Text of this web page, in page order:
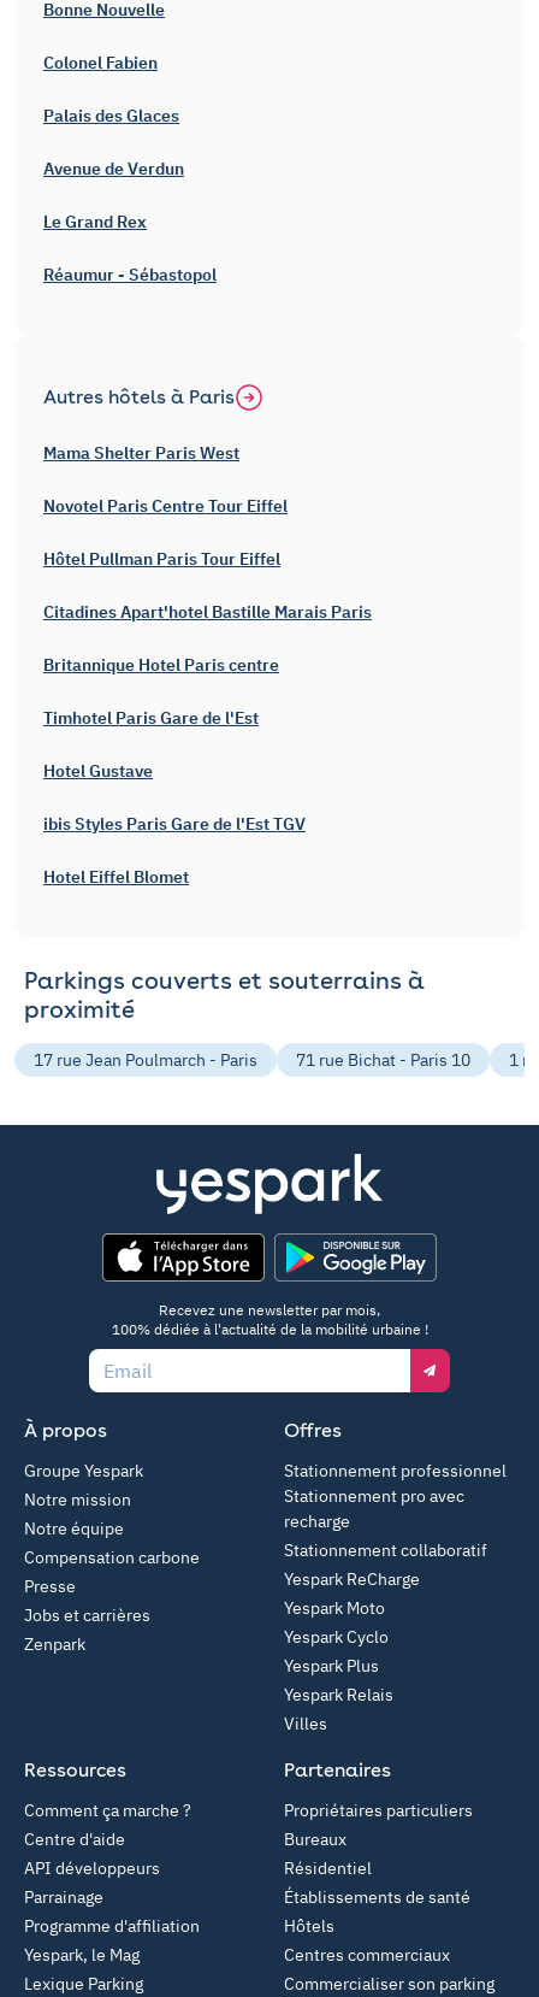
Bonne Nouvelle
Colonel Fabien
Palais des Glaces
Avenue de Verdun
Le Grand Rex
Réaumur - Sébastopol
Autres hôtels à Paris
Mama Shelter Paris West
Novotel Paris Centre Tour Eiffel
Hôtel Pullman Paris Tour Eiffel
Citadines Apart'hotel Bastille Marais Paris
Britannique Hotel Paris centre
Timhotel Paris Gare de l'Est
Hotel Gustave
ibis Styles Paris Gare de l'Est TGV
Hotel Eiffel Blomet
Parkings couverts et souterrains à
proximité
17 rue Jean Poulmarch - Paris 71 rue Bichat - Paris 10 1
Recevez une newsletter par mois,
100% dédiée à l'actualité de la mobilité urbaine !
À propos
Groupe Yespark
Notre mission
Notre équipe
Compensation carbone
Presse
Jobs et carrières
Zenpark
Offres
Stationnement professionnel
Stationnement pro avec
recharge
Stationnement collaboratif
Yespark ReCharge
Yespark Moto
Yespark Cyclo
Yespark Plus
Yespark Relais
Villes
Partenaires
Propriétaires particuliers
Bureaux
Résidentiel
Établissements de santé
Hôtels
Centres commerciaux
Commercialiser son parking
Ressources
Comment ça marche ?
Centre d'aide
API développeurs
Parrainage
Programme d'affiliation
Yespark, le Mag
Lexique Parking